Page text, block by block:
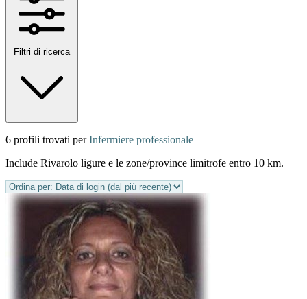
Filtri di ricerca
6 profili trovati perInfermiere professionale
Include Rivarolo ligure e le zone/province limitrofe entro 10 km.